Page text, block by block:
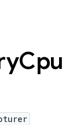
Cpu